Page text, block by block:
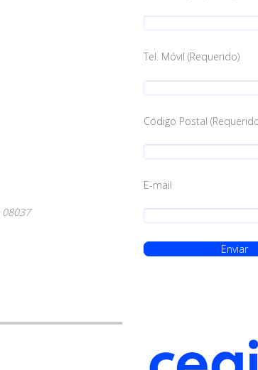
08037
Tel. Móvil (Requerido)
Código Postal
E-mail